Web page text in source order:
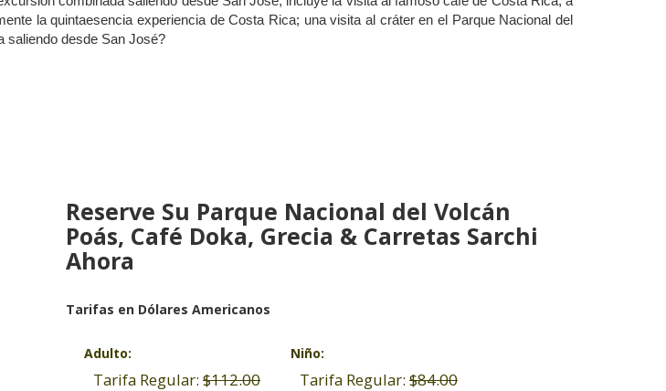
la quintaesencia experiencia de Costa Rica; una visita al cráter en el Parque Nacional del
saliendo desde San José?
Reserve Su Parque Nacional del Volcán
Poás, Café Doka, Grecia & Carretas Sarchi
Ahora
Tarifas en Dólares Americanos
Adulto:
Tarifa Regular: $112.00
Niño:
Tarifa Regular: $84.00